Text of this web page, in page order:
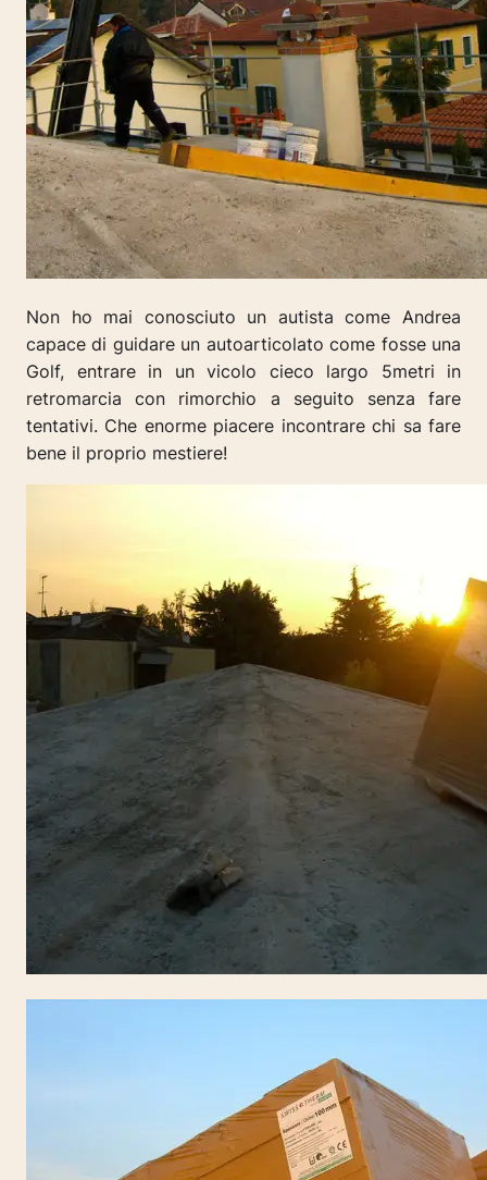
Non ho mai conosciuto un autista come Andrea
capace di guidare un autoarticolato come fosse una
Golf, entrare in un vicolo cieco largo 5metri in
retromarcia con rimorchio a seguito senza fare
tentativi. Che enorme piacere incontrare chi sa fare
bene il proprio mestiere!